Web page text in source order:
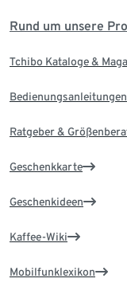
Rund um unsere
Tchibo Kataloge &
Bedienungsanleitungen
Ratgeber &
Geschenkkarte
Geschenkideen
Kaffee-Wiki
Mobilfunklexikon